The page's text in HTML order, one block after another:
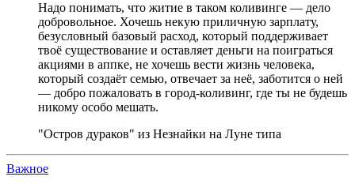
Надо понимать, что житие в таком коливинге — дело
добровольное. Хочешь некую приличную зарплату,
безусловный базовый расход, который поддерживает
твоё существование и оставляет деньги на поиграться
акциями в аппке, не хочешь вести жизнь человека,
который создаёт семью, отвечает за неё, заботится о ней
— добро пожаловать в город-коливинг, где ты не будешь
никому особо мешать.
"Остров дураков" из Незнайки на Луне типа
Важное